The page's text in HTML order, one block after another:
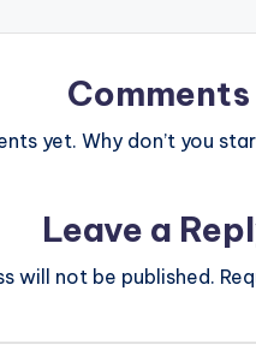
Comments
yet. Why don’t you
Leave a
will not be published.